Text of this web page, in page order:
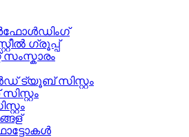
ഗ്രൂപ്പ്
സംസ്കാരം
ട്യൂബ് സിസ്റ്റം